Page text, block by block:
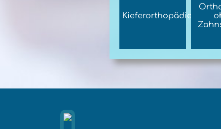
Kieferorthopädie